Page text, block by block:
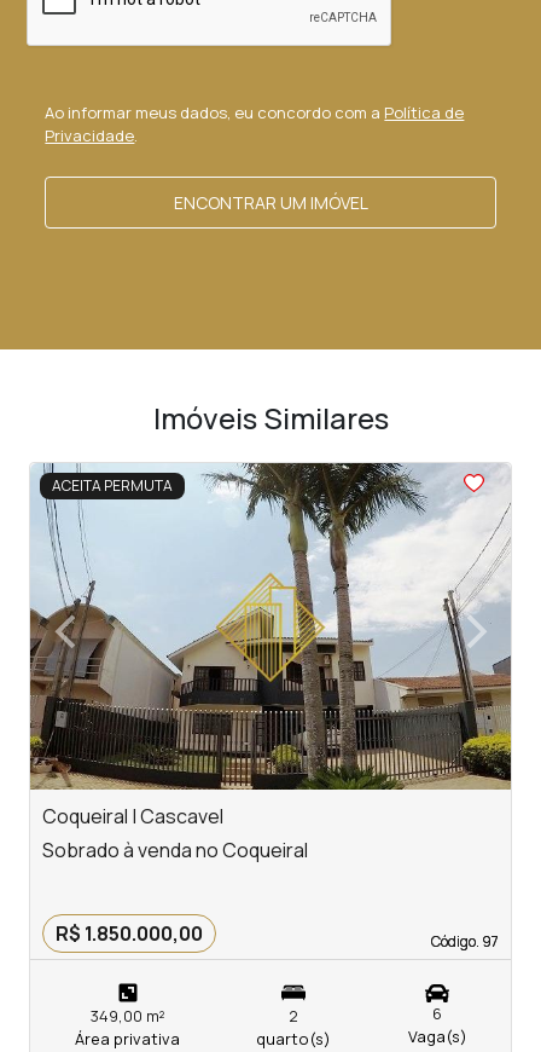
Ao informar meus dados, eu concordo com a Política de
Privacidade.
ENCONTRAR UM IMÓVEL
Imóveis Similares
ACEITA PERMUTA
<<<<
‹Previous ›
Next
Coqueiral | Cascavel
Código. 97
Código. 97
Sobrado à venda no Coqueiral
R$ 1.850.000,00
349,00 m²
Área privativa
2
quarto(s)
6
Vaga(s)